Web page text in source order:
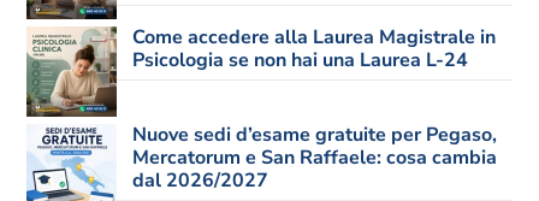
Come accedere alla Laurea Magistrale in
Psicologia se non hai una Laurea L-24
Nuove sedi d’esame gratuite per Pegaso,
Mercatorum e San Raffaele: cosa cambia
dal 2026/2027